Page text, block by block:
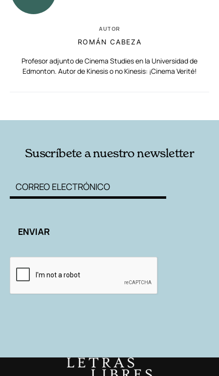
AUTOR
ROMÁN CABEZA
Profesor adjunto de Cinema Studies en la Universidad de
Edmonton. Autor de Kinesis o no Kinesis: ¡Cinema Verité!
Suscríbete a nuestro newsletter